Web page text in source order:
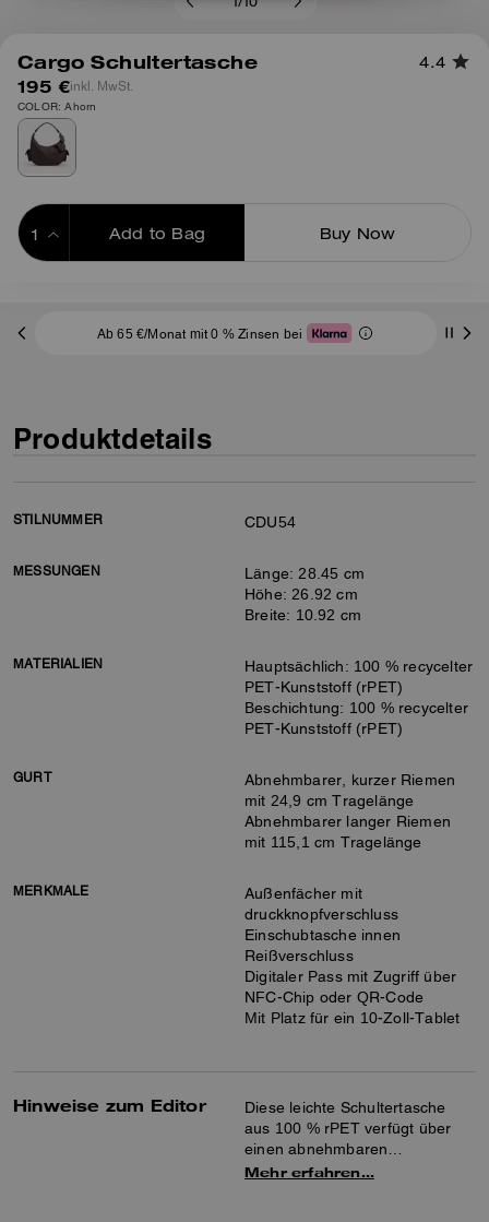
/ 10
Cargo Schultertasche 4.4
195 €inkl. MwSt.
COLOR: Ahorn
Add to Bag Buy Now
Ab 65 €/Monat mit 0 % Zinsen bei
Produktdetails
STILNUMMER CDU54
MESSUNGEN
Länge: 28.45 cm
Höhe: 26.92 cm
Breite: 10.92 cm
MATERIALIEN
Hauptsächlich: 100 % recycelter
PET-Kunststoff (rPET)
Beschichtung: 100 % recycelter
PET-Kunststoff (rPET)
GURT
Abnehmbarer, kurzer Riemen
mit 24,9 cm Tragelänge
Abnehmbarer langer Riemen
mit 115,1 cm Tragelänge
MERKMALE
Außenfächer mit
druckknopfverschluss
Einschubtasche innen
Reißverschluss
Digitaler Pass mit Zugriff über
NFC-Chip oder QR-Code
Mit Platz für ein 10-Zoll-Tablet
Hinweise zum Editor
Diese leichte Schultertasche
aus 100 % rPET verfügt über
einen abnehmbaren
Lederherzanhänger, einen
Mehr erfahren…